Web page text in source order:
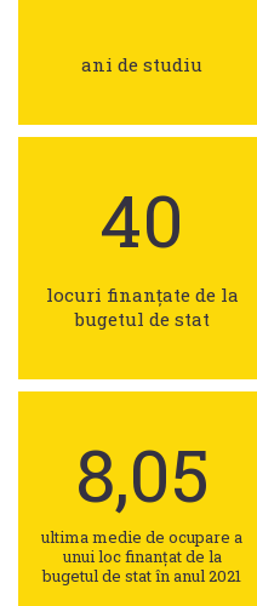
ani de studiu
40
locuri finanțate de la
bugetul de stat
8,05
ultima medie de ocupare a
unui loc finanțat de la
bugetul de stat în anul 2021